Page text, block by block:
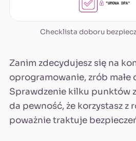
Checklista doboru
Zanim zdecydujesz się na
oprogramowanie, zrób małe
Sprawdzenie kilku punktów
da pewność, że korzystasz z
poważnie traktuje